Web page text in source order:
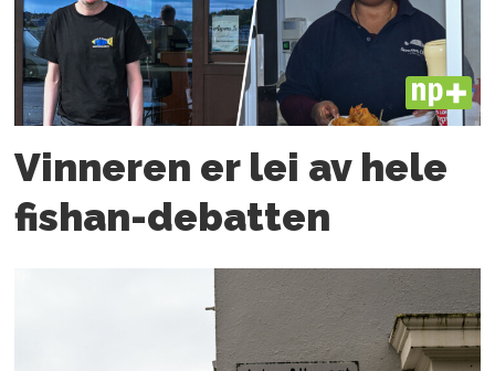
PLUS
Vinneren er lei av hele
fishan-debatten